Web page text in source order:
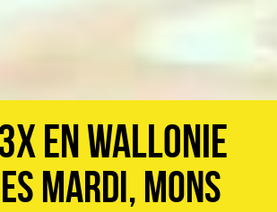
en Wallonie
mardi, Mons